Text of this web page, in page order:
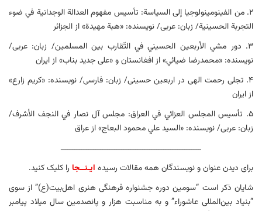
۲. من الفينومينولوجيا إلى السياسة: تأسيس مفهوم العدالة الوجدانية في ضوء
التجربة الحسينية/ زبان: عربی/ نویسنده: «هبة مهيدة» از الجزائر
۳. دور مشي الأربعين الحسيني في التّقارب بين المسلمين/ زبان: عربی/
نویسنده: «محمدرضا ضيائي» از افغانستان و «علی جدید بناب» از ایران
۴. تجلی رحمت الهی در اربعین حسینی/ زبان: فارسی/ نویسنده: «کریم زارع»
از ایران
۵. تأسيس المجلس العزائي في العراق: مجلس آل نصار في النجف الأشرف/
زبان: عربی/ نویسنده: «السيد علي محمود البعاج» از عراق
ــــــــــــــــــــــــــــــــــــــــــــــــــــــــــــ
برای دیدن عنوان و نویسندگان همه مقالات رسیده ایـنــجا را کلیک کنید.
شایان ذکر است “سومین دوره جشنواره فرهنگی هنری اهل‌بیت(ع)” از سوی
“بنیاد بین‌المللی عاشوراء” و به مناسبت هزار و پانصدمین سال میلاد پیامبر